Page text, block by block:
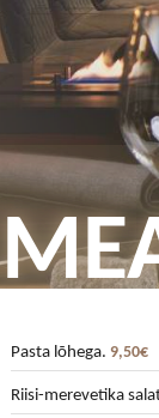
Pasta lõhega. 9,50€
Riisi-merevetika